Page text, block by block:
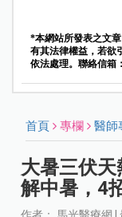
*本網站所發表之文
有其法律權益，若欲
依法處理。聯絡信箱：
首頁 專欄 醫師
大暑三伏天
解中暑，4
作者： 馬光醫療網